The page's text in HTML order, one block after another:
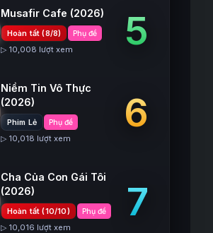
Musafir Cafe (2026)
Hoàn tất (8/8) Phụ đề
▷ 10,008 lượt xem 5
Niềm Tin Vô Thực
(2026)
Phim Lẻ Phụ đề
▷ 10,018 lượt xem
6
Cha Của Con Gái Tôi
(2026)
Hoàn tất (10/10) Phụ đề
▷ 10,016 lượt xem
7